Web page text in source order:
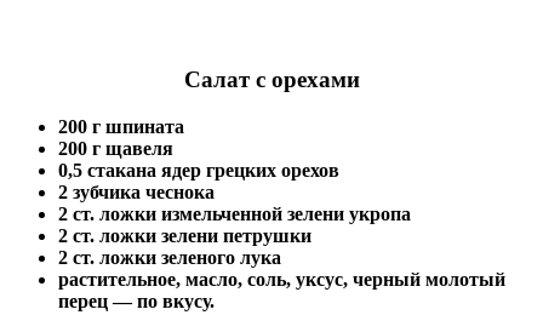
Салат с орехами
200 г шпината
200 г щавеля
0,5 стакана ядер грецких орехов
2 зубчика чеснока
2 ст. ложки измельченной зелени укропа
2 ст. ложки зелени петрушки
2 ст. ложки зеленого лука
растительное, масло, соль, уксус, черный молотый
перец — по вкусу.